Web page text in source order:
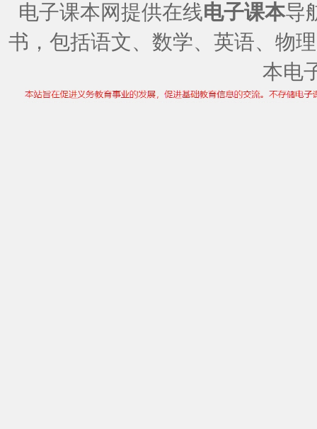
电子课本网提供在线电子课本导
书，包括语文、数学、英语、物
本电